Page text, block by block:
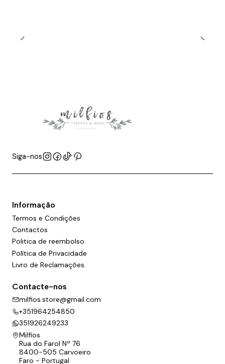
Siga-nos
Informação
Termos e Condições
Contactos
Politica de reembolso
Política de Privacidade
Livro de Reclamações
Contacte-nos
milfios.store@gmail.com
+351964254850
351926249233
Milfios
Rua do Farol Nº 76
8400-505 Carvoeiro
Faro - Portugal